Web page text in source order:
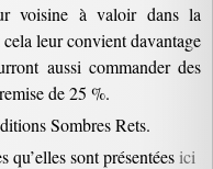
voisine à valoir dans la
leur convient davantage
aussi commander des
de 25 %.
Sombres Rets.
sont présentées ici